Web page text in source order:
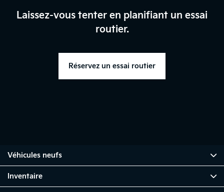
Laissez-vous tenter en planifiant un essai
routier.
Réservez un essai routier
Véhicules neufs
Inventaire